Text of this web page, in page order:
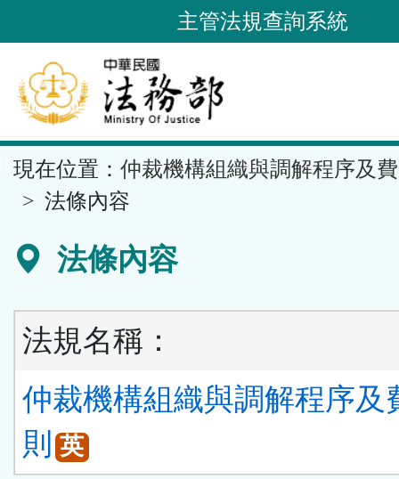
到
要
內
容
區
塊
主管法規查詢系統
現在位置： 仲裁機構組織與調解程序及
法條內容
法條內容
法規名稱：
仲裁機構組織與調解程序及
則 英